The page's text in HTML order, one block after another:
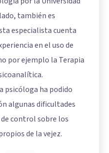
también es
especialista cuenta
en el uso de
por ejemplo la Terapia
psicóloga ha podido
algunas dificultades
control sobre los
de la vejez.